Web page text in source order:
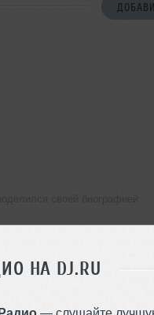
НА DJ.RU
— слушайте